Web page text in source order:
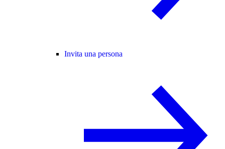
Invita una persona